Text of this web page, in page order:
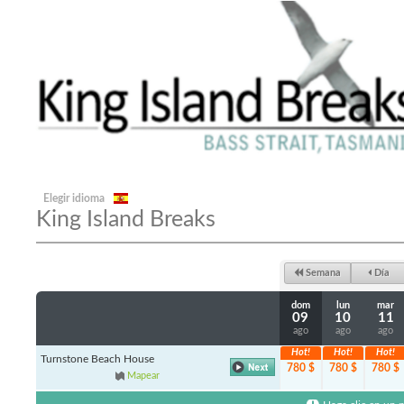
Elegir idioma
King Island Breaks
Semana Día
dom
09
ago
lun
10
ago
mar
11
ago
Turnstone Beach House
Mapear
Hot!
780 $
Hot!
780 $
Hot!
780 $